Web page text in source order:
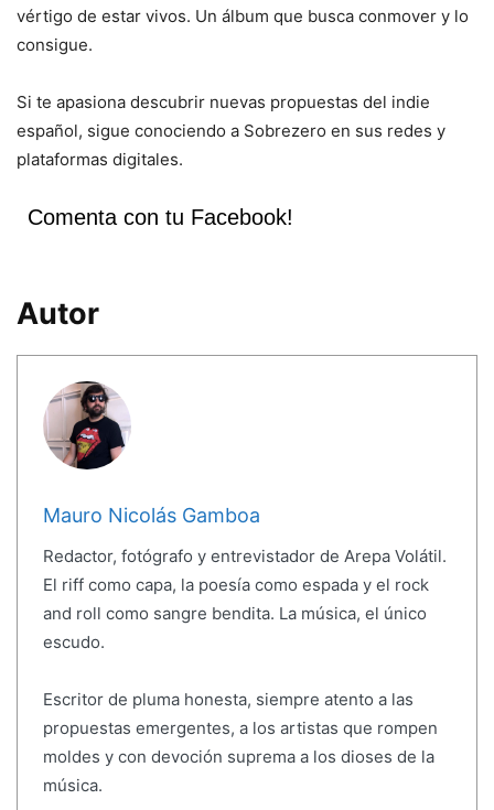
vértigo de estar vivos. Un álbum que busca conmover y lo
consigue.
Si te apasiona descubrir nuevas propuestas del indie
español, sigue conociendo a Sobrezero en sus redes y
plataformas digitales.
Comenta con tu Facebook!
Autor
Mauro Nicolás Gamboa
Redactor, fotógrafo y entrevistador de Arepa Volátil.
El riff como capa, la poesía como espada y el rock
and roll como sangre bendita. La música, el único
escudo.
Escritor de pluma honesta, siempre atento a las
propuestas emergentes, a los artistas que rompen
moldes y con devoción suprema a los dioses de la
música.